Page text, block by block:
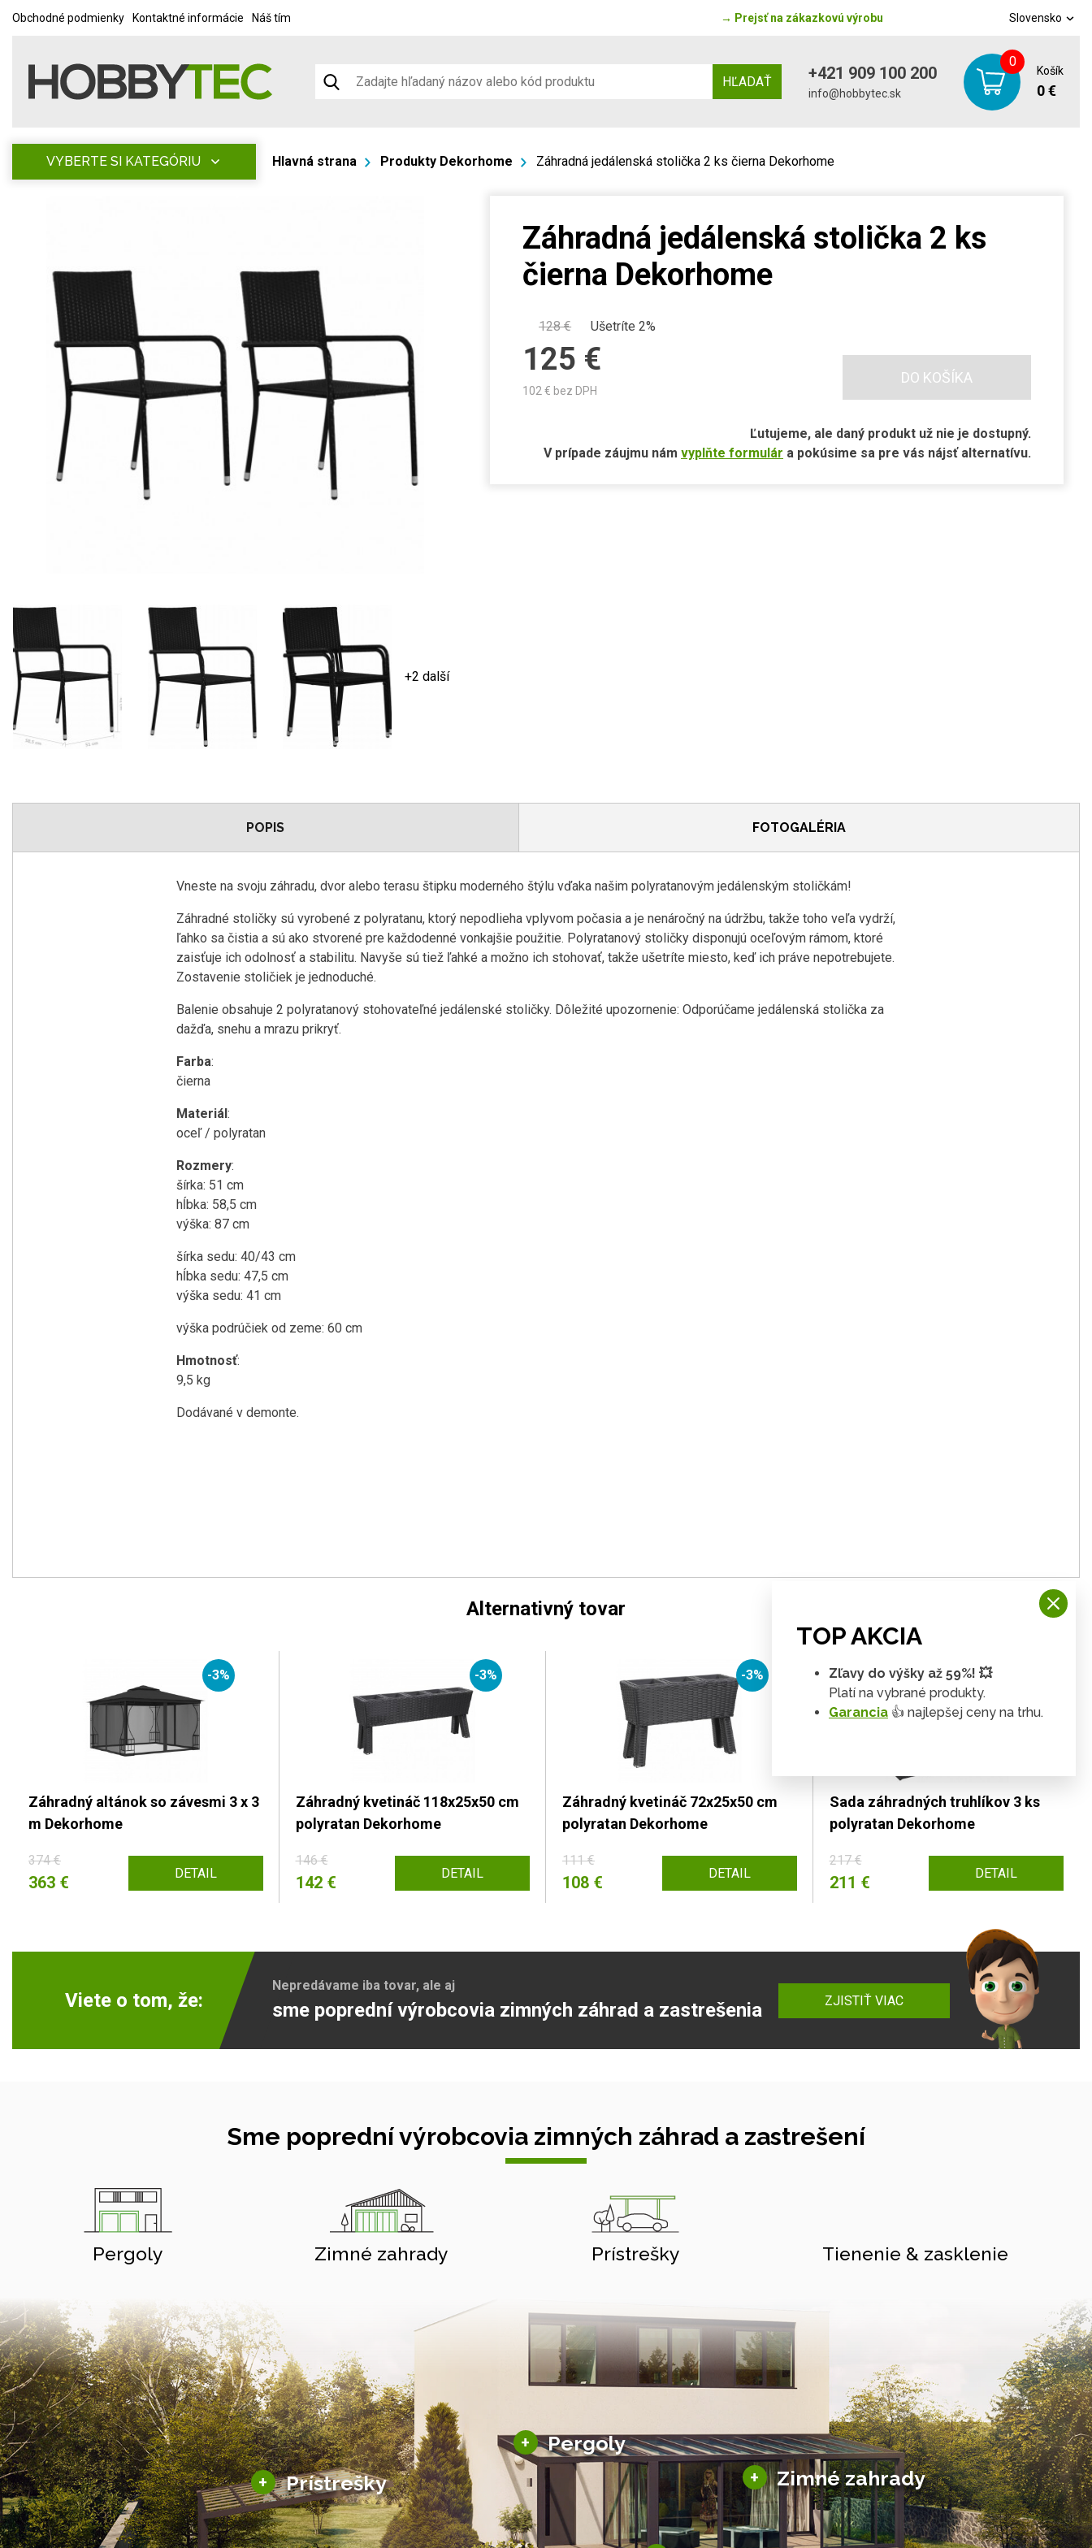
Obchodné podmienky Kontaktné informácie Náš tím → Prejsť na zákazkovú výrobu Slovensko
HĽADAŤ +421 909 100 200
info@hobbytec.sk
0
Košík
0 €
VYBERTE SI KATEGÓRIU Hlavná strana Produkty Dekorhome Záhradná jedálenská stolička 2 ks čierna Dekorhome
+2 další
Záhradná jedálenská stolička 2 ks
čierna Dekorhome
128€ Ušetríte 2%
125 €
102 € bez DPH
DO KOŠÍKA
Ľutujeme, ale daný produkt už nie je dostupný.
V prípade záujmu nám vyplňte formulár a pokúsime sa pre vás nájsť alternatívu.
POPIS FOTOGALÉRIA
Vneste na svoju záhradu, dvor alebo terasu štipku moderného štýlu vďaka našim polyratanovým jedálenským stoličkám!
Záhradné stoličky sú vyrobené z polyratanu, ktorý nepodlieha vplyvom počasia a je nenáročný na údržbu, takže toho veľa vydrží,
ľahko sa čistia a sú ako stvorené pre každodenné vonkajšie použitie. Polyratanový stoličky disponujú oceľovým rámom, ktoré
zaisťuje ich odolnosť a stabilitu. Navyše sú tiež ľahké a možno ich stohovať, takže ušetríte miesto, keď ich práve nepotrebujete.
Zostavenie stoličiek je jednoduché.
Balenie obsahuje 2 polyratanový stohovateľné jedálenské stoličky. Dôležité upozornenie: Odporúčame jedálenská stolička za
dažďa, snehu a mrazu prikryť.
Farba:
čierna
Materiál:
oceľ / polyratan
Rozmery:
šírka: 51 cm
hĺbka: 58,5 cm
výška: 87 cm
šírka sedu: 40/43 cm
hĺbka sedu: 47,5 cm
výška sedu: 41 cm
výška podrúčiek od zeme: 60 cm
Hmotnosť:
9,5 kg
Dodávané v demonte.
Alternativný tovar
-3%
Záhradný altánok so závesmi 3 x 3
m Dekorhome
374 €
363 € DETAIL
-3%
Záhradný kvetináč 118x25x50 cm
polyratan Dekorhome
146 €
142 € DETAIL
-3%
Záhradný kvetináč 72x25x50 cm
polyratan Dekorhome
111 €
108 € DETAIL
Sada záhradných truhlíkov 3 ks
polyratan Dekorhome
217 €
211 € DETAIL
Viete o tom, že:
Nepredávame iba tovar, ale aj
sme poprední výrobcovia zimných záhrad a zastrešenia ZJISTIŤ VIAC
Sme poprední výrobcovia zimných záhrad a zastrešení
Pergoly Zimné zahrady Prístrešky Tienenie & zasklenie
+ Pergoly
Hliníkové pergoly
Bioklimatické pergoly
Altány a zastrešenie
Solárne pergoly
+ Zimné zahrady
Sezónne zimné záhrady
Hliníkové zimné záhrady
Posuvné zimné záhrady
Solárne zimné záhrady
+ Prístrešky
Hliníkové prístrešky
Solárne prístrešky pre auto
TOP AKCIA
Zľavy do výšky až 59%! 💥
Platí na vybrané produkty.
Garancia 👍 najlepšej ceny na trhu.